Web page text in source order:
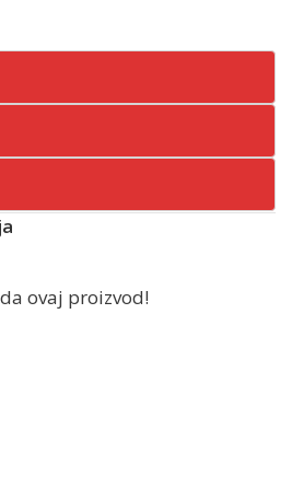
ovaj proizvod!